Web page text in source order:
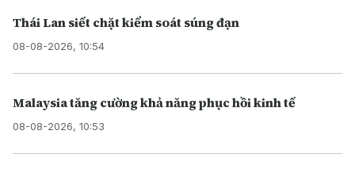
Thái Lan siết chặt kiểm soát súng đạn
08-08-2026, 10:54
Malaysia tăng cường khả năng phục hồi kinh tế
08-08-2026, 10:53